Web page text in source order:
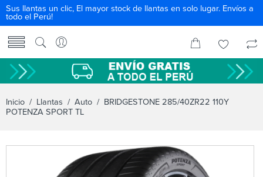
Sus llantas un clic, El mayor stock de llantas en solo lugar. Envíos a
todo el Perú!
Inicio / Llantas / Auto / BRIDGESTONE 285/40ZR22 110Y
POTENZA SPORT TL